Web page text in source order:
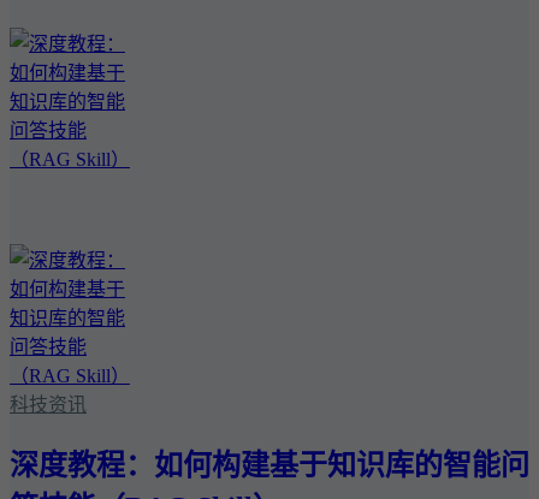
科技资讯
深度教程：如何构建基于知识库的智能问